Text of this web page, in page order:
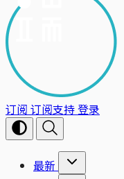
订阅 订阅支持登录
最新